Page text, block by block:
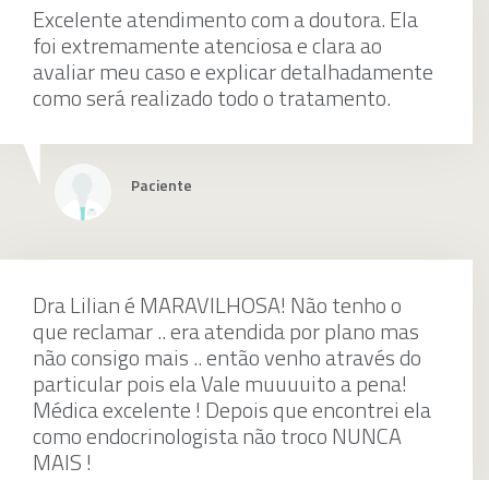
Excelente atendimento com a doutora. Ela
foi extremamente atenciosa e clara ao
avaliar meu caso e explicar detalhadamente
como será realizado todo o tratamento.
Paciente
Dra Lilian é MARAVILHOSA! Não tenho o
que reclamar .. era atendida por plano mas
não consigo mais .. então venho através do
particular pois ela Vale muuuuito a pena!
Médica excelente ! Depois que encontrei ela
como endocrinologista não troco NUNCA
MAIS !